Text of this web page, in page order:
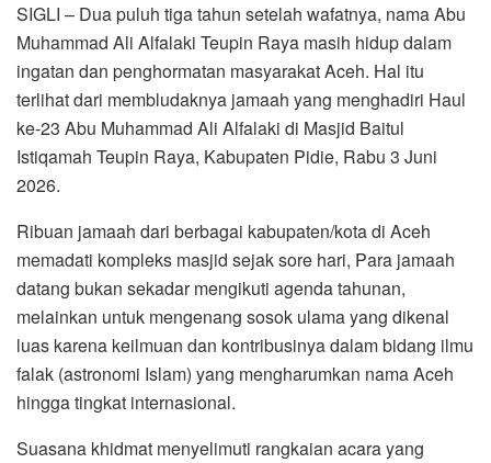
c
e
b
o
o
k
i
t
t
e
r
a
t
s
A
p
p
n
e
l
e
g
r
a
m
a
i
l
a
r
e
SIGLI – Dua puluh tiga tahun setelah wafatnya, nama Abu
Muhammad Ali Alfalaki Teupin Raya masih hidup dalam
ingatan dan penghormatan masyarakat Aceh. Hal itu
terlihat dari membludaknya jamaah yang menghadiri Haul
ke-23 Abu Muhammad Ali Alfalaki di Masjid Baitul
Istiqamah Teupin Raya, Kabupaten Pidie, Rabu 3 Juni
2026.
Ribuan jamaah dari berbagai kabupaten/kota di Aceh
memadati kompleks masjid sejak sore hari, Para jamaah
datang bukan sekadar mengikuti agenda tahunan,
melainkan untuk mengenang sosok ulama yang dikenal
luas karena keilmuan dan kontribusinya dalam bidang ilmu
falak (astronomi Islam) yang mengharumkan nama Aceh
hingga tingkat internasional.
Suasana khidmat menyelimuti rangkaian acara yang